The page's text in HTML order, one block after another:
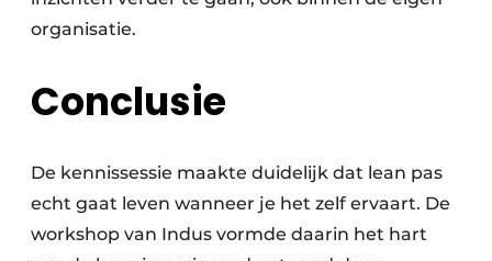
organisatie.
Conclusie
De kennissessie maakte duidelijk dat lean pas
echt gaat leven wanneer je het zelf ervaart. De
workshop van Indus vormde daarin het hart